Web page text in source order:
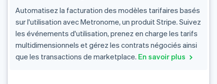
Automatisez la facturation des modèles tarifaires basés
sur l'utilisation avec Metronome, un produit Stripe. Suivez
les événements d'utilisation, prenez en charge les tarifs
multidimensionnels et gérez les contrats négociés ainsi
que les transactions de marketplace. En savoir plus